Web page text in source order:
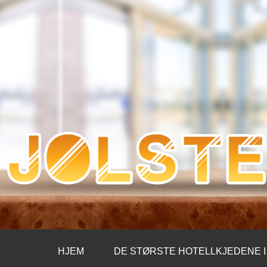
HJEM DE STØRSTE HOTELLKJEDENE